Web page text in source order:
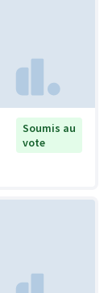
Soumis au
vote